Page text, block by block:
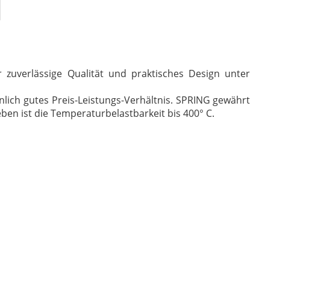
Qualität und praktisches Design unter
gutes Preis-Leistungs-Verhältnis. SPRING gewährt
ist die Temperaturbelastbarkeit bis 400° C.